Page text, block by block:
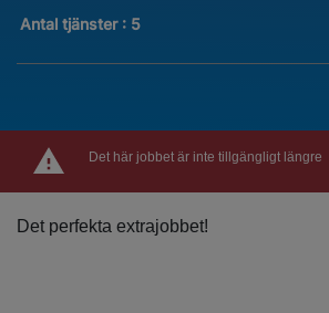
Antal tjänster : 5
Det här jobbet är inte tillgängligt längre
Det perfekta extrajobbet!